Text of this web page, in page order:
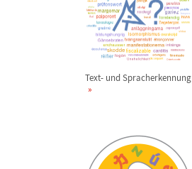
Text- und Spracherkennung